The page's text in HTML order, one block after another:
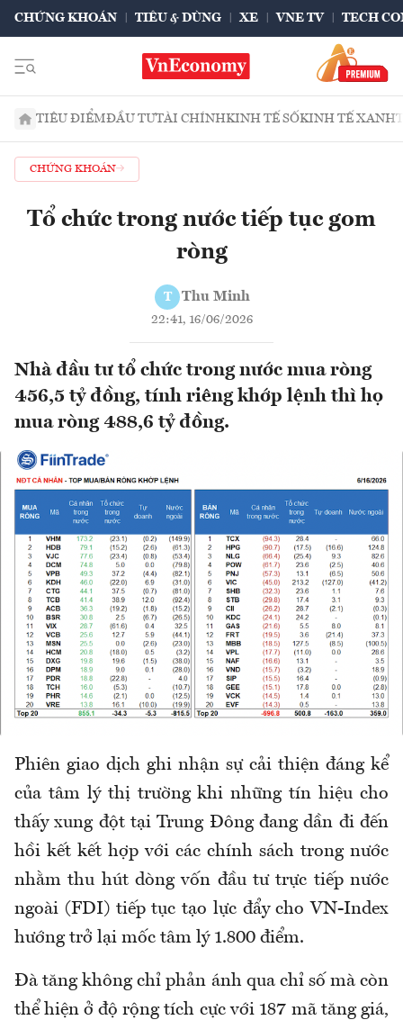
CHỨNG KHOÁN TIÊU & DÙNG XE VNE TV TECH
TIÊU ĐIỂMĐẦU TƯTÀI CHÍNHKINH TẾ SỐKINH TẾ XANH
CHỨNG KHOÁN
Tổ chức trong nước tiếp tục gom
ròng
T Thu Minh
22:41, 16/06/2026
Nhà đầu tư tổ chức trong nước mua ròng
456,5 tỷ đồng, tính riêng khớp lệnh thì họ
mua ròng 488,6 tỷ đồng.
Phiên giao dịch ghi nhận sự cải thiện đáng kể
của tâm lý thị trường khi những tín hiệu cho
thấy xung đột tại Trung Đông đang dần đi đến
hồi kết kết hợp với các chính sách trong nước
nhằm thu hút dòng vốn đầu tư trực tiếp nước
ngoài (FDI) tiếp tục tạo lực đẩy cho VN-Index
hướng trở lại mốc tâm lý 1.800 điểm.
Đà tăng không chỉ phản ánh qua chỉ số mà còn
thể hiện ở độ rộng tích cực với 187 mã tăng giá,